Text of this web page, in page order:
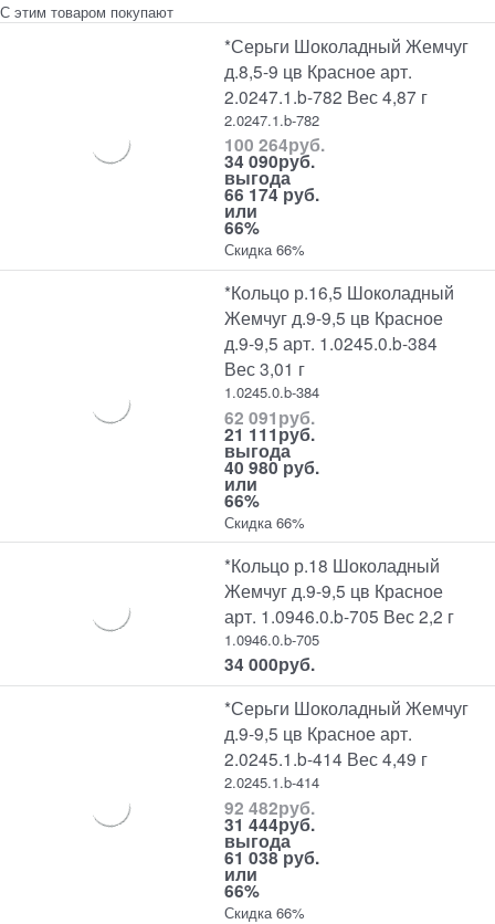
С этим товаром покупают
*Серьги Шоколадный Жемчуг
д.8,5-9 цв Красное арт.
2.0247.1.b-782 Вес 4,87 г
2.0247.1.b-782
100 264руб.
34 090руб.
выгода
66 174 руб.
или
66%
Скидка 66%
*Кольцо р.16,5 Шоколадный
Жемчуг д.9-9,5 цв Красное
д.9-9,5 арт. 1.0245.0.b-384
Вес 3,01 г
1.0245.0.b-384
62 091руб.
21 111руб.
выгода
40 980 руб.
или
66%
Скидка 66%
*Кольцо р.18 Шоколадный
Жемчуг д.9-9,5 цв Красное
арт. 1.0946.0.b-705 Вес 2,2 г
1.0946.0.b-705
34 000руб.
*Серьги Шоколадный Жемчуг
д.9-9,5 цв Красное арт.
2.0245.1.b-414 Вес 4,49 г
2.0245.1.b-414
92 482руб.
31 444руб.
выгода
61 038 руб.
или
66%
Скидка 66%